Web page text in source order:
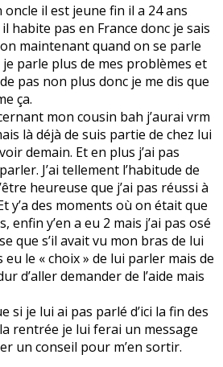
il est jeune fin il a 24 ans
habite pas en France donc je sais
maintenant quand on se parle
parle plus de mes problèmes et
pas non plus donc je me dis que
ça.
mon cousin bah j’aurai vrm
là déjà de suis partie de chez lui
demain. Et en plus j’ai pas
J’ai tellement l’habitude de
heureuse que j’ai pas réussi à
y’a des moments où on était que
enfin y’en a eu 2 mais j’ai pas osé
que s’il avait vu mon bras de lui
eu le « choix » de lui parler mais de
d’aller demander de l’aide mais
si je lui ai pas parlé d’ici la fin des
rentrée je lui ferai un message
un conseil pour m’en sortir.